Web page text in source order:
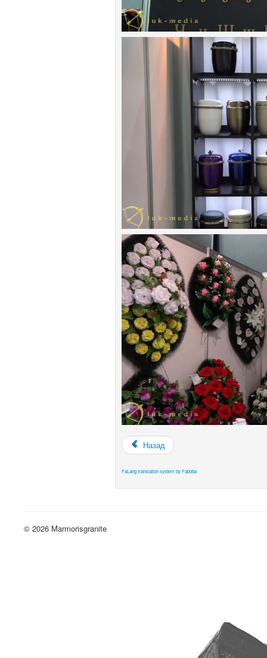
Назад
FaLang translation system by Faboba
© 2026 Marmorisgranite